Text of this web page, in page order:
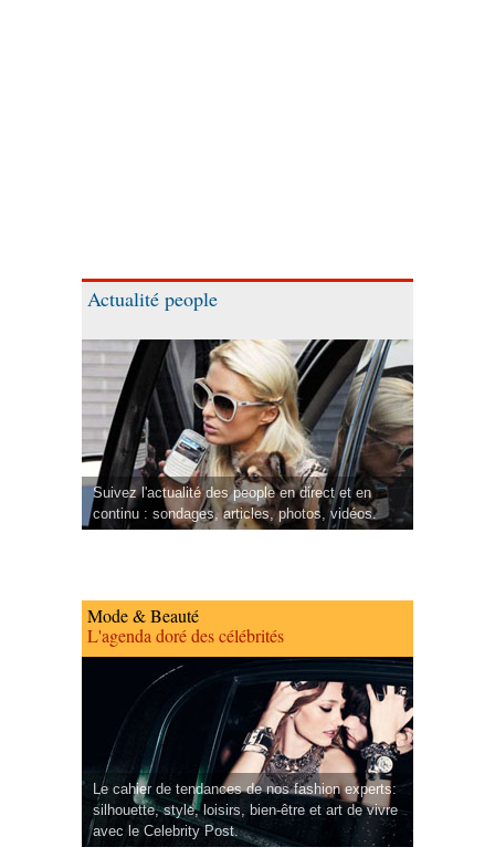
Actualité people
Suivez l'actualité des people en direct et en
continu : sondages, articles, photos, vidéos.
Mode & Beauté
L'agenda doré des célébrités
Le cahier de tendances de nos fashion experts:
silhouette, style, loisirs, bien-être et art de vivre
avec le Celebrity Post.